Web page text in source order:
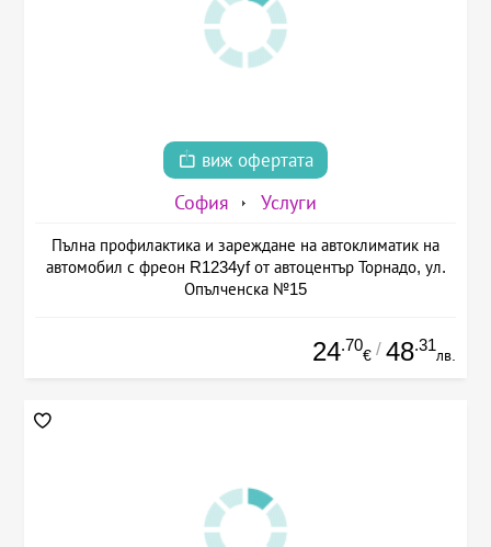
виж офертата
София Услуги
Пълна профилактика и зареждане на автоклиматик на
автомобил с фреон R1234yf от автоцентър Торнадо, ул.
Опълченска №15
24.70
€ / 48.31
лв.